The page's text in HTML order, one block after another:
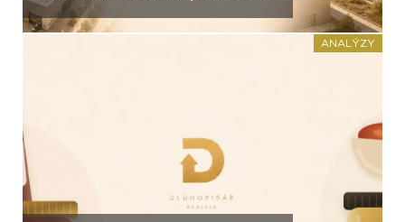
V ROCE 2030 VELKÝ TEST. CO
ROZHODNE O JEJICH
ANALÝZY